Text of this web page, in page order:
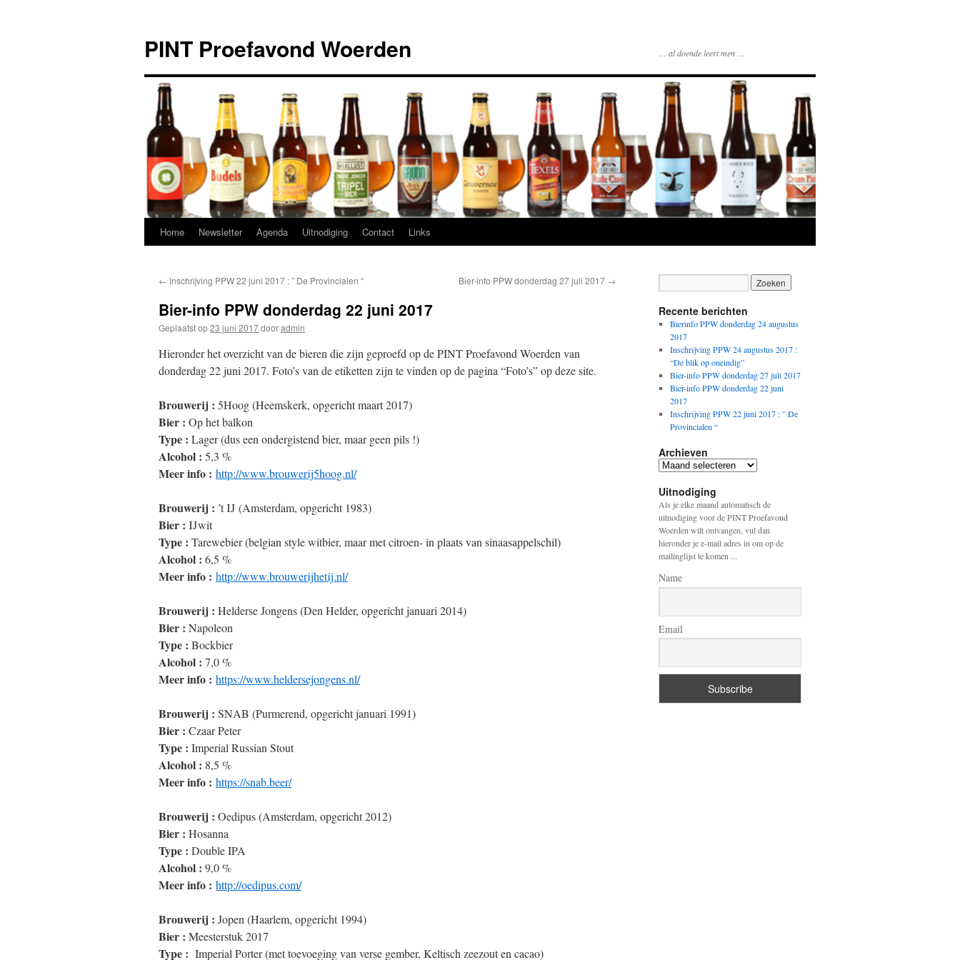
de
inhoud
PINT Proefavond Woerden … al doende leert men …
Home Newsletter Agenda Uitnodiging Contact Links
← Inschrijving PPW 22 juni 2017 : ” De Provincialen “ Bier-info PPW donderdag 27 juli 2017 →
Bier-info PPW donderdag 22 juni 2017
Geplaatst op23 juni 2017dooradmin
Hieronder het overzicht van de bieren die zijn geproefd op de PINT Proefavond Woerden van
donderdag 22 juni 2017. Foto’s van de etiketten zijn te vinden op de pagina “Foto’s” op deze site.
Brouwerij : 5Hoog (Heemskerk, opgericht maart 2017)
Bier : Op het balkon
Type : Lager (dus een ondergistend bier, maar geen pils !)
Alcohol : 5,3 %
Meer info : http://www.brouwerij5hoog.nl/
Brouwerij : ’t IJ (Amsterdam, opgericht 1983)
Bier : IJwit
Type : Tarewebier (belgian style witbier, maar met citroen- in plaats van sinaasappelschil)
Alcohol : 6,5 %
Meer info : http://www.brouwerijhetij.nl/
Brouwerij : Helderse Jongens (Den Helder, opgericht januari 2014)
Bier : Napoleon
Type : Bockbier
Alcohol : 7,0 %
Meer info : https://www.heldersejongens.nl/
Brouwerij : SNAB (Purmerend, opgericht januari 1991)
Bier : Czaar Peter
Type : Imperial Russian Stout
Alcohol : 8,5 %
Meer info : https://snab.beer/
Brouwerij : Oedipus (Amsterdam, opgericht 2012)
Bier : Hosanna
Type : Double IPA
Alcohol : 9,0 %
Meer info : http://oedipus.com/
Brouwerij : Jopen (Haarlem, opgericht 1994)
Bier : Meesterstuk 2017
Type : Imperial Porter (met toevoeging van verse gember, Keltisch zeezout en cacao)
Recente berichten
Bierinfo PPW donderdag 24 augustus
2017
Inschrijving PPW 24 augustus 2017 :
“De blik op oneindig”
Bier-info PPW donderdag 27 juli 2017
Bier-info PPW donderdag 22 juni
2017
Inschrijving PPW 22 juni 2017 : ” De
Provincialen “
Archieven
Archieven
Uitnodiging
Als je elke maand automatisch de
uitnodiging voor de PINT Proefavond
Woerden wilt ontvangen, vul dan
hieronder je e-mail adres in om op de
mailinglijst te komen ...
Name
Email